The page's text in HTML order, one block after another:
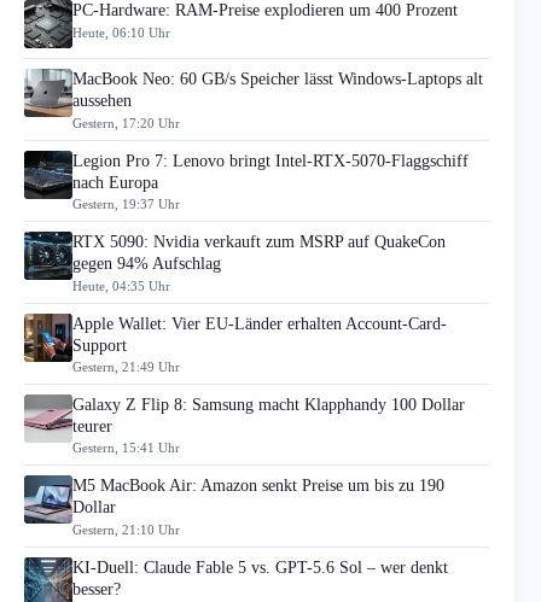
PC-Hardware: RAM-Preise explodieren um 400 Prozent
Heute, 06:10 Uhr
MacBook Neo: 60 GB/s Speicher lässt Windows-Laptops alt
aussehen
Gestern, 17:20 Uhr
Legion Pro 7: Lenovo bringt Intel-RTX-5070-Flaggschiff
nach Europa
Gestern, 19:37 Uhr
RTX 5090: Nvidia verkauft zum MSRP auf QuakeCon
gegen 94% Aufschlag
Heute, 04:35 Uhr
Apple Wallet: Vier EU-Länder erhalten Account-Card-
Support
Gestern, 21:49 Uhr
Galaxy Z Flip 8: Samsung macht Klapphandy 100 Dollar
teurer
Gestern, 15:41 Uhr
M5 MacBook Air: Amazon senkt Preise um bis zu 190
Dollar
Gestern, 21:10 Uhr
KI-Duell: Claude Fable 5 vs. GPT-5.6 Sol – wer denkt
besser?